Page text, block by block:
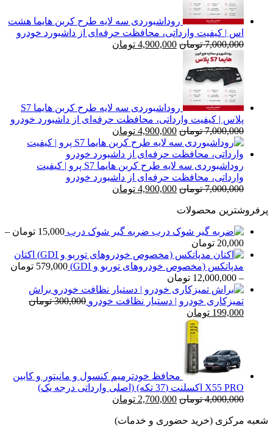
روداشبوردی سه‌ لایه طرح کربن هایما هشت
اس | کیفیت وارداتی، محافظت حرفه‌ای از داشبورد خودرو
7,000,000 تومان قیمت
4,900,000 تومان
روداشبوردی سه‌ لایه طرح کربن هایما S7
پلاس | کیفیت وارداتی، محافظت حرفه‌ای از داشبورد خودرو
7,000,000 تومان قیمت
اصلی
7,000,000 تومان
بود.
4,900,000 تومان
فعلی
4,900,000 تومان
است.
روداشبوردی سه‌ لایه طرح کربن هایما S7 پرو | کیفیت
وارداتی، محافظت حرفه‌ای از داشبورد خودرو
7,000,000 تومان قیمت
4,900,000 تومان
پرفروشترین محصولات
ضربه گیر شوک درب 15,000 تومان –
20,000 تومان
قیمت:
15,000 تومان
تا
20,000 تومان
اکتان
مدپاتکس (مخصوص خودروهای توربو و GDI)
579,000 تومان
–
12,000,000 تومان
قیمت:
579,000 تومان
براش
تمیزکاری خودرو | دستیار نظافت خودرو 300,000 تومان
قیمت
300,000 تومان
199,000 تومان
فعلی
است.
محافظ خودترمیم کنسول و مانیتور و کابین
X55 PRO اکسلنت (37 تکه) (اصلی وارداتی درجه یک)
4,000,000 تومان قیمت
4,000,000 تومان
2,700,000 تومان
شعبه مرکزی (خرید حضوری و خدمات)